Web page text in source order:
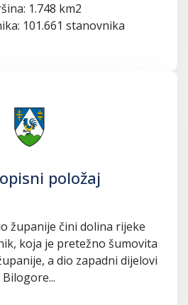
1.748 km2
101.661 stanovnika
položaj
županije čini dolina rijeke
koja je pretežno šumovita
a dio zapadni dijelovi
Bilogore...